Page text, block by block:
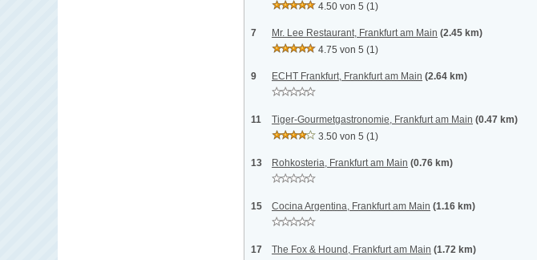
4.50 von 5 (1)
7 Mr. Lee Restaurant, Frankfurt am Main (2.45 km)
4.75 von 5 (1)
9 ECHT Frankfurt, Frankfurt am Main (2.64 km)
11 Tiger-Gourmetgastronomie, Frankfurt am Main (0.47 km)
3.50 von 5 (1)
13 Rohkosteria, Frankfurt am Main (0.76 km)
15 Cocina Argentina, Frankfurt am Main (1.16 km)
17 The Fox & Hound, Frankfurt am Main (1.72 km)